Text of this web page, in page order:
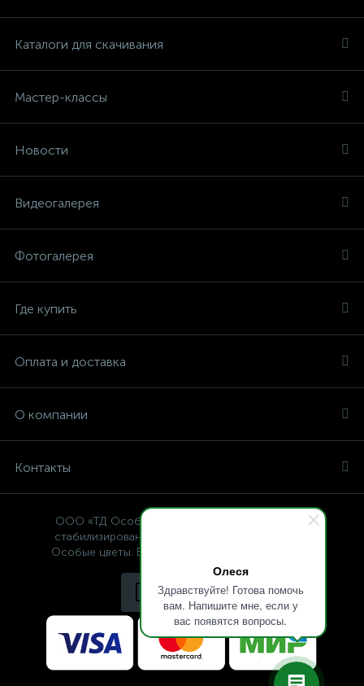
Олеся
Здравствуйте! Готова помочь
вам. Напишите мне, если у
вас появятся вопросы.
Каталоги для скачивания
Мастер-классы
Новости
Видеогалерея
Фотогалерея
Где купить
Оплата и доставка
О компании
Контакты
ООО «ТД Особые цветы» — интернет-магазин
стабилизированных растений, © Specialflowers
Особые цветы. Все права защищены 2009-2025.